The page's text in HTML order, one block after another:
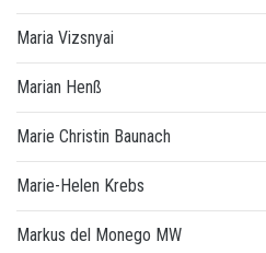
Maria Vizsnyai
Marian Henß
Marie Christin Baunach
Marie-Helen Krebs
Markus del Monego MW